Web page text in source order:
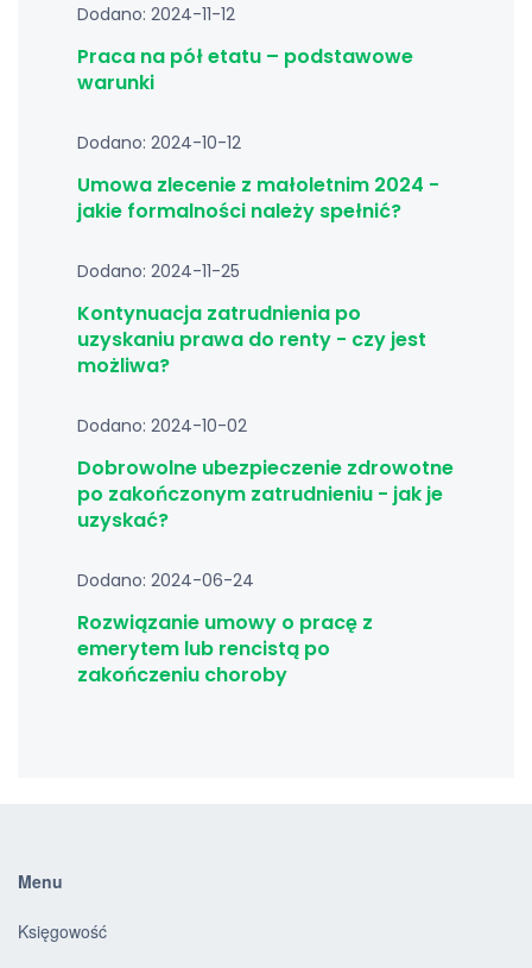
Dodano: 2024-11-12
Praca na pół etatu – podstawowe
warunki
Dodano: 2024-10-12
Umowa zlecenie z małoletnim 2024 -
jakie formalności należy spełnić?
Dodano: 2024-11-25
Kontynuacja zatrudnienia po
uzyskaniu prawa do renty - czy jest
możliwa?
Dodano: 2024-10-02
Dobrowolne ubezpieczenie zdrowotne
po zakończonym zatrudnieniu - jak je
uzyskać?
Dodano: 2024-06-24
Rozwiązanie umowy o pracę z
emerytem lub rencistą po
zakończeniu choroby
Menu
Księgowość